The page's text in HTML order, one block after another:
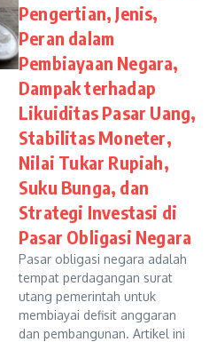
Pengertian, Jenis,
Peran dalam
Pembiayaan Negara,
Dampak terhadap
Likuiditas Pasar Uang,
Stabilitas Moneter,
Nilai Tukar Rupiah,
Suku Bunga, dan
Strategi Investasi di
Pasar Obligasi Negara
Pasar obligasi negara adalah
tempat perdagangan surat
utang pemerintah untuk
membiayai defisit anggaran
dan pembangunan. Artikel ini